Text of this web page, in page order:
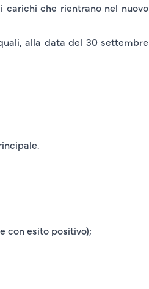
carichi che rientrano nel nuovo
alla data del 30 settembre
con esito positivo);